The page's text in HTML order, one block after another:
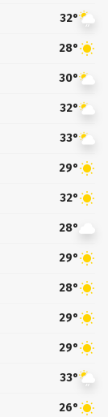
32°
28°
30°
32°
33°
29°
32°
28°
29°
28°
29°
29°
33°
26°